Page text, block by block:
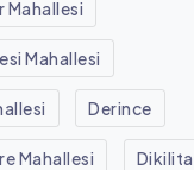
Mahallesi
Mahallesi
Derince
Mahallesi